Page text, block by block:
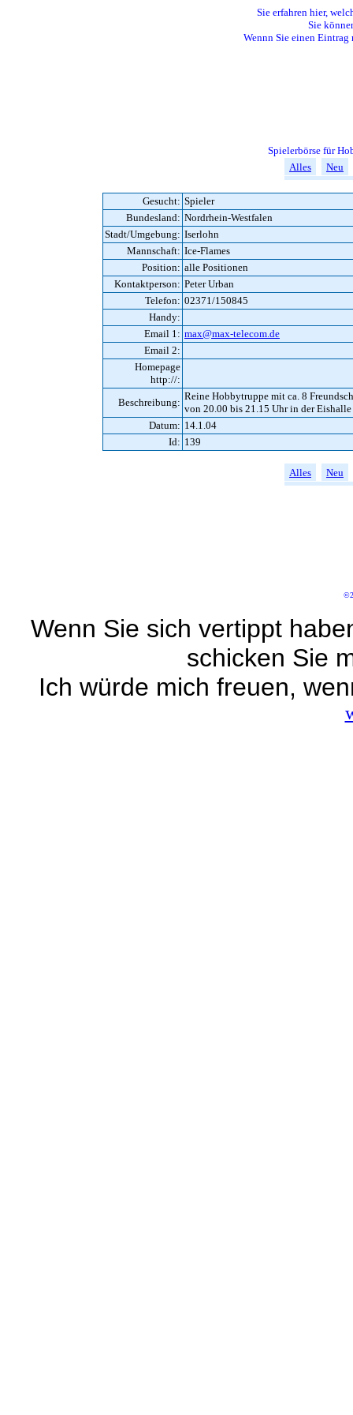
Sie erfahren hier,
Sie
Wennn Sie einen
Spielerbörse für
Alles
Neu
Gesucht: Spieler
Bundesland: Nordrhein-Westfalen
Stadt/Umgebung: Iserlohn
Mannschaft: Ice-Flames
Position: alle Positionen
Kontaktperson: Peter Urban
Telefon: 02371/150845
Handy:
Email 1: max@max-telecom.de
Email 2:
Homepage
http://:
Beschreibung:
Reine Hobbytruppe mit ca. 8
von 20.00 bis 21.15 Uhr in der Eishalle
Datum: 14.1.04
Id: 139
Alles Neu
Wenn Sie sich vertippt
schicken Sie
Ich würde mich freuen,